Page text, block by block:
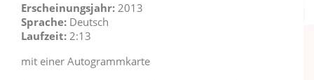
Erscheinungsjahr: 2013
Sprache: Deutsch
Laufzeit: 2:13
mit einer Autogrammkarte